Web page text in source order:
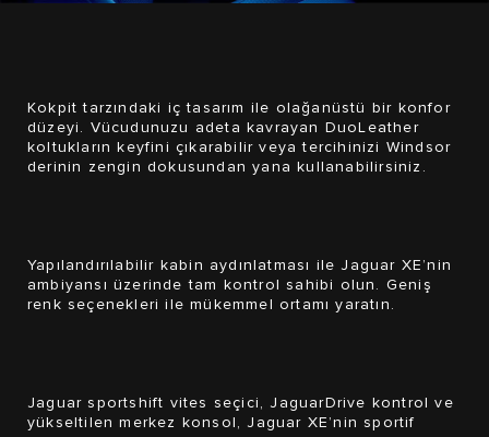
Kokpit tarzındaki iç tasarım ile olağanüstü bir konfor
düzeyi. Vücudunuzu adeta kavrayan DuoLeather
koltukların keyfini çıkarabilir veya tercihinizi Windsor
derinin zengin dokusundan yana kullanabilirsiniz.
Yapılandırılabilir kabin aydınlatması ile Jaguar XE’nin
ambiyansı üzerinde tam kontrol sahibi olun. Geniş
renk seçenekleri ile mükemmel ortamı yaratın.
Jaguar sportshift vites seçici, JaguarDrive kontrol ve
yükseltilen merkez konsol, Jaguar XE’nin sportif